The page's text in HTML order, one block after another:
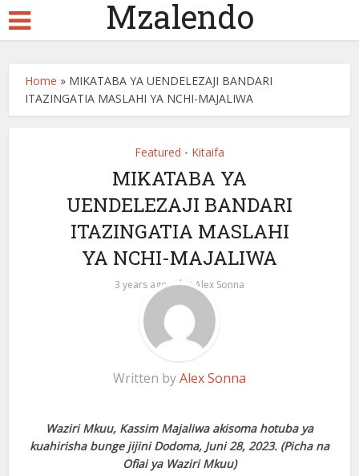
Mzalendo
Home » MIKATABA YA UENDELEZAJI BANDARI
ITAZINGATIA MASLAHI YA NCHI-MAJALIWA
Featured • Kitaifa
MIKATABA YA
UENDELEZAJI BANDARI
ITAZINGATIA MASLAHI
YA NCHI-MAJALIWA
3 years ago by Alex Sonna
Written byAlex Sonna
Waziri Mkuu, Kassim Majaliwa akisoma hotuba ya
kuahirisha bunge jijini Dodoma, Juni 28, 2023. (Picha na
Ofiai ya Waziri Mkuu)